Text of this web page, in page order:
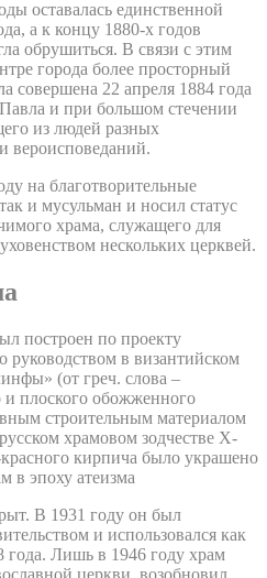
оставалась единственной
а к концу 1880-х годов
обрушиться. В связи с этим
города более просторный
совершена 22 апреля 1884 года
и при большом стечении
из людей разных
вероисповеданий.
на благотворительные
и мусульман и носил статус
храма, служащего для
нескольких церквей.
построен по проекту
руководством в византийском
(от греч. слова –
и плоского обожженного
строительным материалом
храмовом зодчестве X-
кирпича было украшено
в эпоху атеизма
В 1931 году он был
и использовался как
года. Лишь в 1946 году храм
церкви, возобновил